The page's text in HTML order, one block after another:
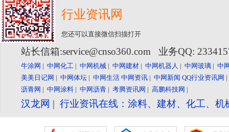
行业资讯网
您还可以直接微信扫描打开
站长信箱:service@cnso360.com 业务QQ:
牛涂网 | 中网化工 | 中网机械 | 中网建材 | 中网机器人 | 中网玻璃 | 中
美美日记网 | 中网体坛 | 中网生活 中网资讯 | 中网新闻 QQ行业资讯网
沥青网 | 中网涂料 | 中网沥青 | 考腾资讯网 | 高鹏科技网 |
汉龙网 | 行业资讯在线：涂料、建材、化工、